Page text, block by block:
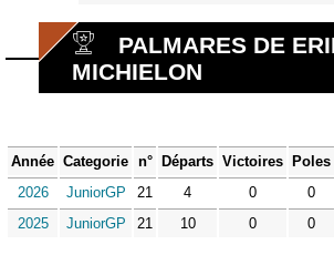
PALMARES DE
MICHIELON
Année Categorie n° Départs Victoires Poles
2026
JuniorGP 21 4 0 0
2025
JuniorGP 21 10 0 0